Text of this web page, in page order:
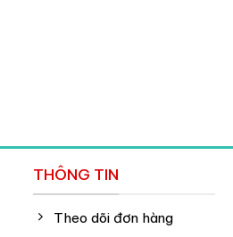
THÔNG TIN
Theo dõi đơn hàng